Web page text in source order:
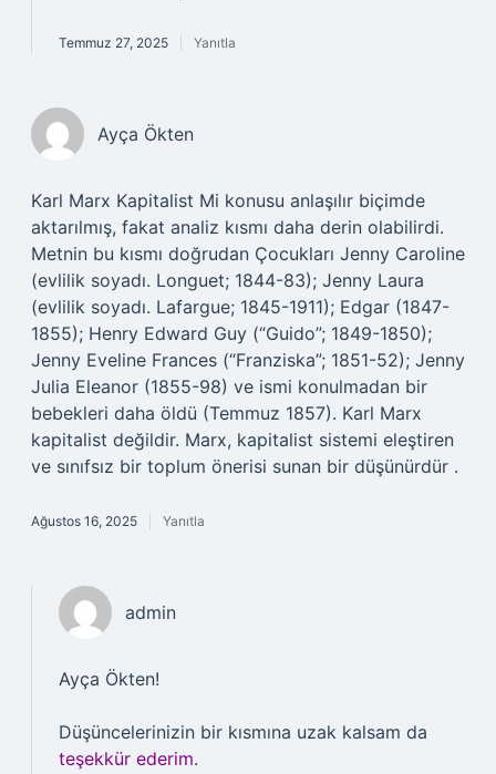
Temmuz 27, 2025 Yanıtla
Ayça Ökten
Karl Marx Kapitalist Mi konusu anlaşılır biçimde
aktarılmış, fakat analiz kısmı daha derin olabilirdi.
Metnin bu kısmı doğrudan Çocukları Jenny Caroline
(evlilik soyadı. Longuet; 1844-83); Jenny Laura
(evlilik soyadı. Lafargue; 1845-1911); Edgar (1847-
1855); Henry Edward Guy (“Guido”; 1849-1850);
Jenny Eveline Frances (“Franziska”; 1851-52); Jenny
Julia Eleanor (1855-98) ve ismi konulmadan bir
bebekleri daha öldü (Temmuz 1857). Karl Marx
kapitalist değildir. Marx, kapitalist sistemi eleştiren
ve sınıfsız bir toplum önerisi sunan bir düşünürdür .
Ağustos 16, 2025 Yanıtla
admin
Ayça Ökten!
Düşüncelerinizin bir kısmına uzak kalsam da
teşekkür ederim.